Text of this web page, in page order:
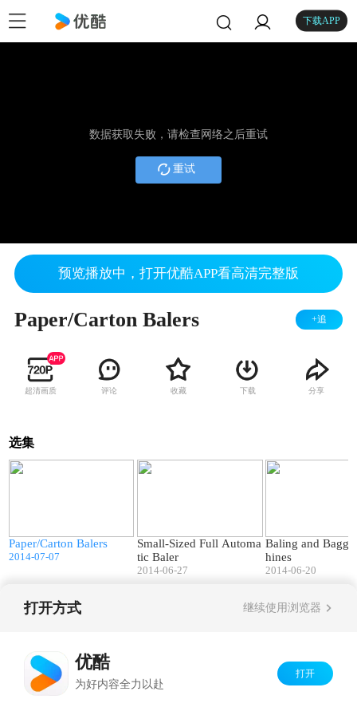
下载APP
数据获取失败，请检查网络之后重试
重试
预览播放中，打开优酷APP看高清完整版
Paper/Carton Balers +追
超清画质 评论 收藏 下载 分享
选集
Paper/Carton Balers
2014-07-07
Small-Sized Full Automa
tic Baler
2014-06-27
Baling and
hines
2014-06-20
打开方式 继续使用浏览器
优酷
为好内容全力以赴
打开